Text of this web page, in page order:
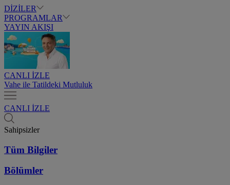
DİZİLER
PROGRAMLAR
YAYIN AKIŞI
CANLI İZLE
Vahe ile Tatildeki Mutluluk
CANLI İZLE
Sahipsizler
Tüm Bilgiler
Bölümler